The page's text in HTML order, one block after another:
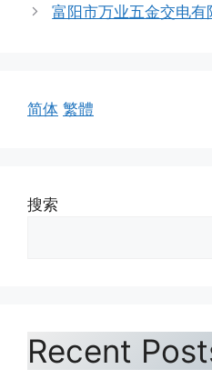
富阳市万业五金交电有
简体 繁體
搜索
Recent